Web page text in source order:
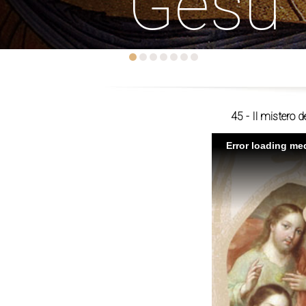
45 - Il mistero
Error loading